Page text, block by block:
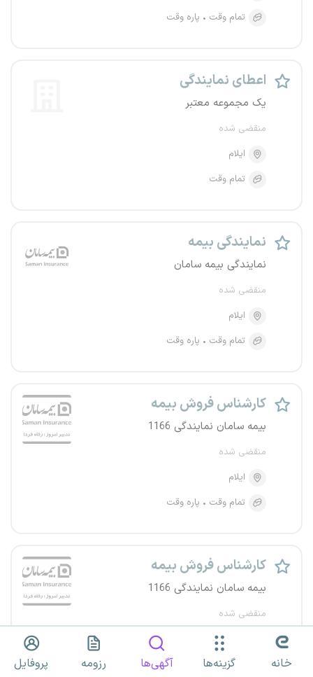
تمام وقت
پاره وقت
اعطای نمایندگی
یک مجموعه معتبر
منقضی شده
ایلام
تمام وقت
نمایندگی بیمه
نمایندگی بیمه سامان
منقضی شده
ایلام
تمام وقت
پاره وقت
کارشناس فروش بیمه
بیمه سامان نمایندگی 1166
منقضی شده
ایلام
تمام وقت
پاره وقت
کارشناس فروش بیمه
بیمه سامان نمایندگی 1166
منقضی شده
اردبیل
تمام وقت
پاره وقت خانه گزینه‌ها آگهی‌ها رزومه پروفایل